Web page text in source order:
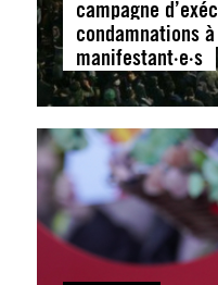
campagne
condamnations
manifestant·e·s